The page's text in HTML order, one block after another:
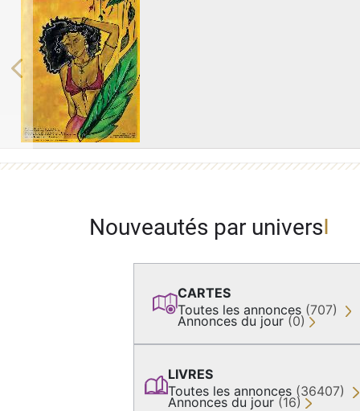
Previous
Nouveautés par univers
CARTES
Toutes les annonces (707)
Annonces du jour (0)
LIVRES
Toutes les annonces (36407)
Annonces du jour (16)